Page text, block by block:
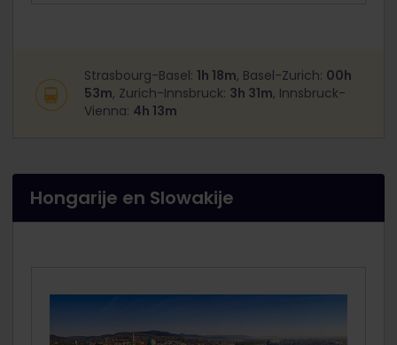
Strasbourg-Basel: 1h 18m, Basel-Zurich: 00h
53m, Zurich-Innsbruck: 3h 31m, Innsbruck-
Vienna: 4h 13m
Hongarije en Slowakije